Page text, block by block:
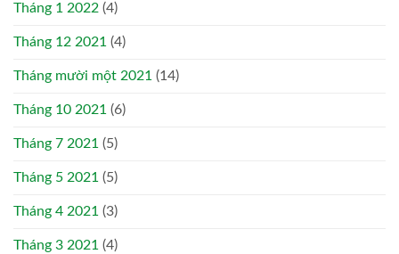
Tháng 1 2022 (4)
Tháng 12 2021 (4)
Tháng mười một 2021 (14)
Tháng 10 2021 (6)
Tháng 7 2021 (5)
Tháng 5 2021 (5)
Tháng 4 2021 (3)
Tháng 3 2021 (4)